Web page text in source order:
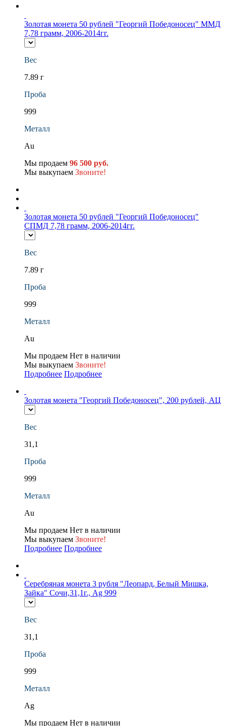
Золотая монета 50 рублей "Георгий Победоносец" ММД
7,78 грамм, 2006-2014гг.
Вес
7.89 г
Проба
999
Металл
Au
Мы продаем 96 500 руб.
Мы выкупаем Звоните!
Золотая монета 50 рублей "Георгий Победоносец"
СПМД 7,78 грамм, 2006-2014гг.
Вес
7.89 г
Проба
999
Металл
Au
Мы продаем Нет в наличии
Мы выкупаем Звоните!
Подробнее Подробнее
Золотая монета "Георгий Победоносец", 200 рублей, АЦ
Вес
31,1
Проба
999
Металл
Au
Мы продаем Нет в наличии
Мы выкупаем Звоните!
Подробнее Подробнее
Серебряная монета 3 рубля "Леопард, Белый Мишка,
Зайка" Сочи,31,1г., Ag 999
Вес
31,1
Проба
999
Металл
Ag
Мы продаем Нет в наличии